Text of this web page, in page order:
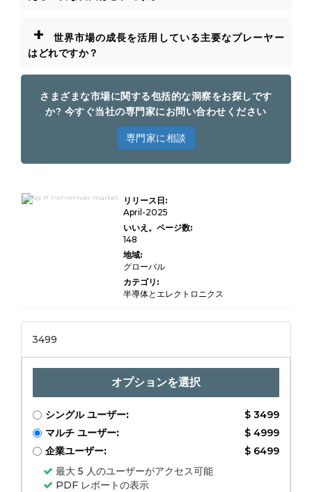
+
世界市場の成長を活用している主要なプレーヤー
はどれですか？
さまざまな市場に関する包括的な洞察をお探しです
か? 今すぐ当社の専門家にお問い合わせください
専門家に相談
5G RFトランシーバ
ーの市場規模、シェ
ス、産業IOT、自動
び地域分析、地域分
リリース日:
April-2025
いいえ。ページ数:
148
地域:
グローバル
カテゴリ:
半導体とエレクトロニクス
3499
オプションを選択
シングル ユーザー:
$ 3499
マルチ ユーザー:
$ 4999
企業ユーザー:
$ 6499
最大 5 人のユーザーがアクセス可能
PDF レポートの表示